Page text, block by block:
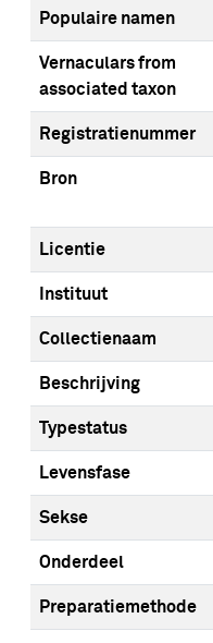
Populaire namen
Vernaculars from
associated taxon
Registratienummer
Bron
Licentie
Instituut
Collectienaam
Beschrijving
Typestatus
Levensfase
Sekse
Onderdeel
Preparatiemethode